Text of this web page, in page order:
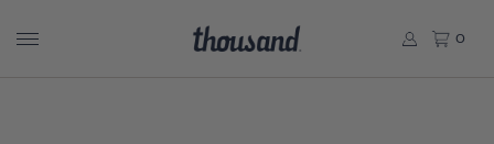
0